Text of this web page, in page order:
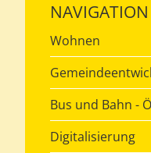
NAVIGATION
Wohnen
Bus und Bahn -
Digitalisierung